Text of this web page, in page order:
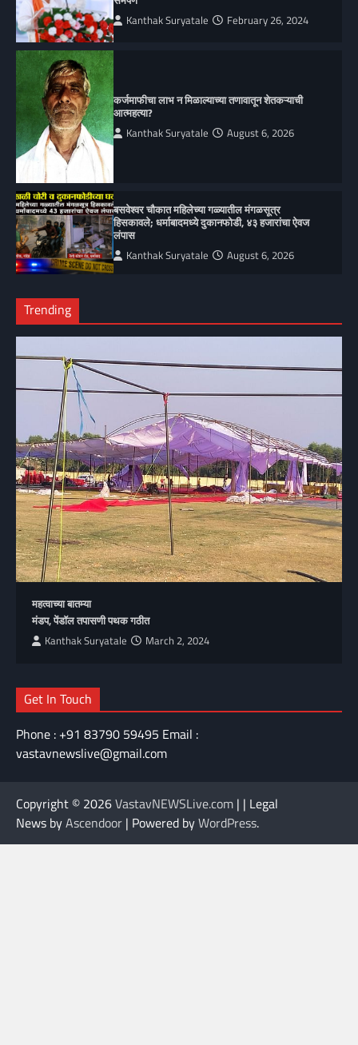
Kanthak Suryatale February 26, 2024
कर्जमाफीचा लाभ न मिळाल्याच्या तणावातून शेतकऱ्याची
आत्महत्या?
Kanthak Suryatale August 6, 2026
बसवेश्वर चौकात महिलेच्या गळ्यातील मंगळसूत्र
हिसकावले; धर्माबादमध्ये दुकानफोडी, ४३ हजारांचा ऐवज
लंपास
Kanthak Suryatale August 6, 2026
Trending
महत्वाच्या बातम्या
मंडप, पेंडॉल तपासणी पथक गठीत
Kanthak Suryatale March 2, 2024
Get In Touch
Phone : +91 83790 59495 Email :
vastavnewslive@gmail.com
Copyright © 2026VastavNEWSLive.com | | Legal
News byAscendoor | Powered byWordPress.